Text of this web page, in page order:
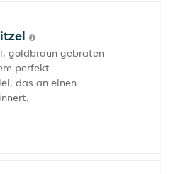
goldbraun gebraten
perfekt
das an einen